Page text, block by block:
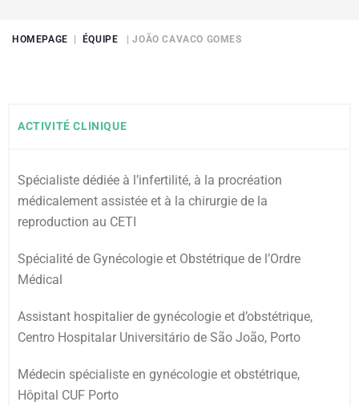
HOMEPAGE ÉQUIPE | JOÃO CAVACO GOMES
ACTIVITÉ CLINIQUE
Spécialiste dédiée à l’infertilité, à la procréation
médicalement assistée et à la chirurgie de la
reproduction au CETI
Spécialité de Gynécologie et Obstétrique de l’Ordre
Médical
Assistant hospitalier de gynécologie et d’obstétrique,
Centro Hospitalar Universitário de São João, Porto
Médecin spécialiste en gynécologie et obstétrique,
Hôpital CUF Porto